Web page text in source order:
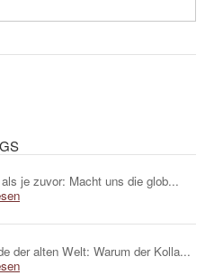
je zuvor: Macht uns die glob...
der alten Welt: Warum der Kolla...